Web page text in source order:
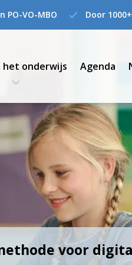
PO-VO-MBO Door
het onderwijs Agenda
voor